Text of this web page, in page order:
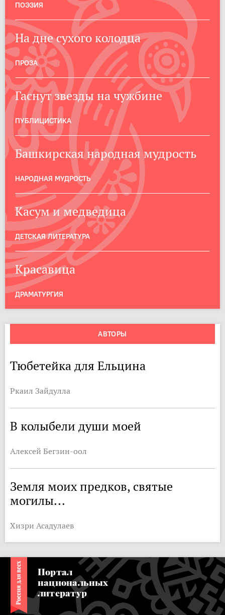
ПОЭЗИЯ
На дне сухого колодца
ПРОЗА
Гаснут звезды на чужбине
ПУБЛИЦИСТИКА
Башкирская народная мудрость
НАРОДНАЯ МУДРОСТЬ
Касум и медведица
ДЕТСКАЯ ЛИТЕРАТУРА
Красавица
ДРАМАТУРГИЯ
АВТОРЫ
Тюбетейка для Ельцина
Ркаил Зайдулла
В колыбели души моей
Алексей Бегзин-оол
Земля моих предков, святые
могилы...
Хизри Асадулаев
Портал
национальных
литератур